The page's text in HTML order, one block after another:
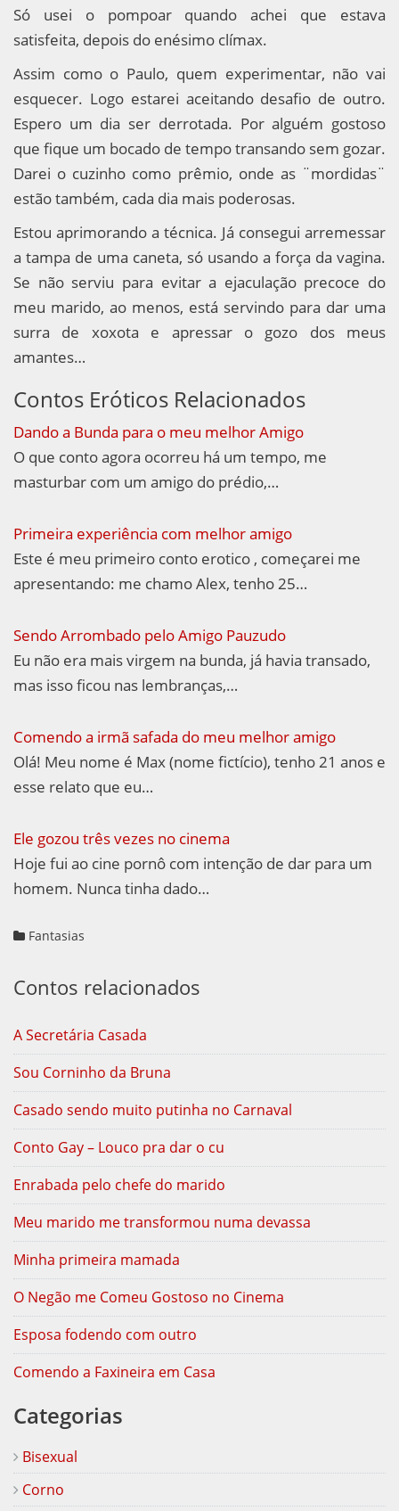
Só usei o pompoar quando achei que estava
satisfeita, depois do enésimo clímax.
Assim como o Paulo, quem experimentar, não vai
esquecer. Logo estarei aceitando desafio de outro.
Espero um dia ser derrotada. Por alguém gostoso
que fique um bocado de tempo transando sem gozar.
Darei o cuzinho como prêmio, onde as ¨mordidas¨
estão também, cada dia mais poderosas.
Estou aprimorando a técnica. Já consegui arremessar
a tampa de uma caneta, só usando a força da vagina.
Se não serviu para evitar a ejaculação precoce do
meu marido, ao menos, está servindo para dar uma
surra de xoxota e apressar o gozo dos meus
amantes…
Contos Eróticos Relacionados
Dando a Bunda para o meu melhor Amigo
O que conto agora ocorreu há um tempo, me
masturbar com um amigo do prédio,…
Primeira experiência com melhor amigo
Este é meu primeiro conto erotico , começarei me
apresentando: me chamo Alex, tenho 25…
Sendo Arrombado pelo Amigo Pauzudo
Eu não era mais virgem na bunda, já havia transado,
mas isso ficou nas lembranças,…
Comendo a irmã safada do meu melhor amigo
Olá! Meu nome é Max (nome fictício), tenho 21 anos e
esse relato que eu…
Ele gozou três vezes no cinema
Hoje fui ao cine pornô com intenção de dar para um
homem. Nunca tinha dado…
Fantasias
Contos relacionados
A Secretária Casada
Sou Corninho da Bruna
Casado sendo muito putinha no Carnaval
Conto Gay – Louco pra dar o cu
Enrabada pelo chefe do marido
Meu marido me transformou numa devassa
Minha primeira mamada
O Negão me Comeu Gostoso no Cinema
Esposa fodendo com outro
Comendo a Faxineira em Casa
Categorias
Bisexual
Corno